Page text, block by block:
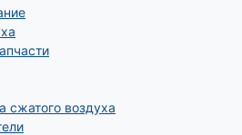
сжатого воздуха